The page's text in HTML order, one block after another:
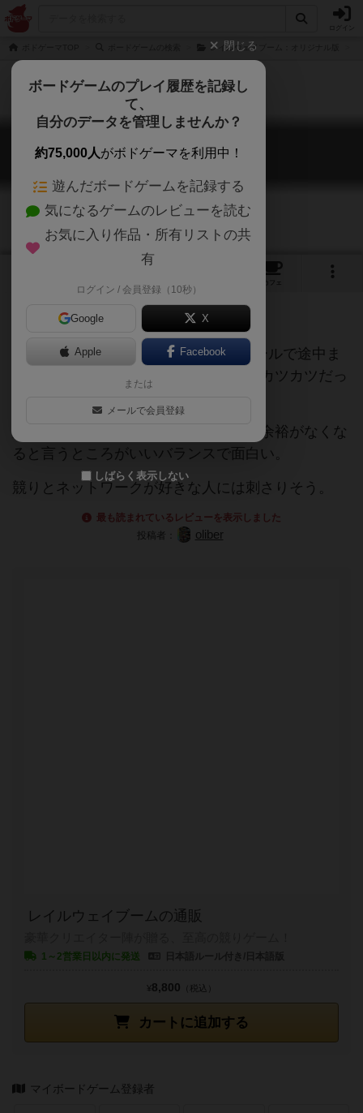
レイルウェイブーム：オリジナル版
レイルウェイブーム
Railway Boom
カフェ
0金でしゃがむのはなしという鬼畜ルールで途中ま
でやってしまったので資源があまりにカツカツだっ
競りで使いすぎると買い物するための余裕がなくな
ると言うところがいいバランスで面白い。
競りとネットワークが好きな人には刺さりそう。
最も読まれているレビューを表示しました
投稿者：
oliber
レイルウェイブームの通販
1～2営業日以内に発送
カートに追加する
¥8,800 （税込）
マイボードゲーム登録者
閉じる
ボードゲームのプレイ履歴を記録し
て、
自分のデータを管理しませんか？
約75,000人がボドゲーマを利用中！
遊んだボードゲームを記録する
気になるゲームのレビューを読む
お気に入り作品・所有リストの共
有
ログイン / 会員登録（10秒）
Google X
Apple Facebook
または
メールで会員登録
しばらく表示しない